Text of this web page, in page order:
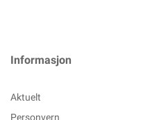
Informasjon
Aktuelt
Personvern